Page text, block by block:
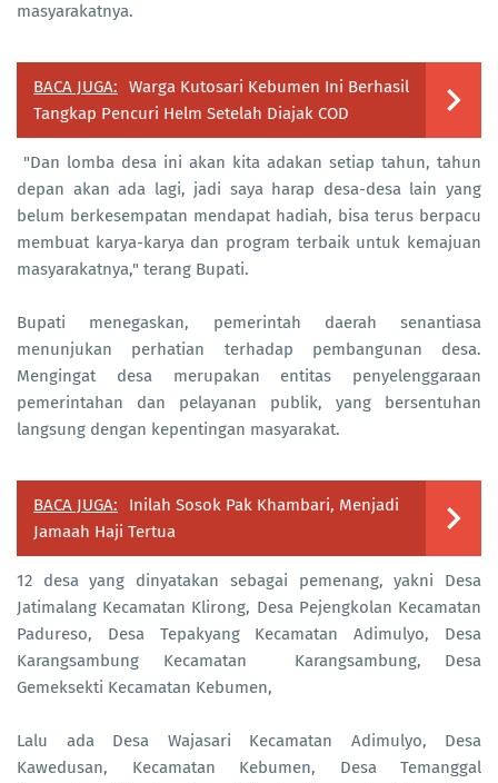
masyarakatnya.
BACA JUGA:
Warga Kutosari Kebumen Ini Berhasil
Tangkap Pencuri Helm Setelah Diajak COD
"Dan lomba desa ini akan kita adakan setiap tahun, tahun
depan akan ada lagi, jadi saya harap desa-desa lain yang
belum berkesempatan mendapat hadiah, bisa terus berpacu
membuat karya-karya dan program terbaik untuk kemajuan
masyarakatnya," terang Bupati.
Bupati menegaskan, pemerintah daerah senantiasa
menunjukan perhatian terhadap pembangunan desa.
Mengingat desa merupakan entitas penyelenggaraan
pemerintahan dan pelayanan publik, yang bersentuhan
langsung dengan kepentingan masyarakat.
BACA JUGA:
Inilah Sosok Pak Khambari, Menjadi
Jamaah Haji Tertua
12 desa yang dinyatakan sebagai pemenang, yakni Desa
Jatimalang Kecamatan Klirong, Desa Pejengkolan Kecamatan
Padureso, Desa Tepakyang Kecamatan Adimulyo, Desa
Karangsambung Kecamatan
Karangsambung, Desa
Gemeksekti Kecamatan Kebumen,
Lalu ada Desa Wajasari Kecamatan Adimulyo, Desa
Kawedusan, Kecamatan Kebumen, Desa Temanggal